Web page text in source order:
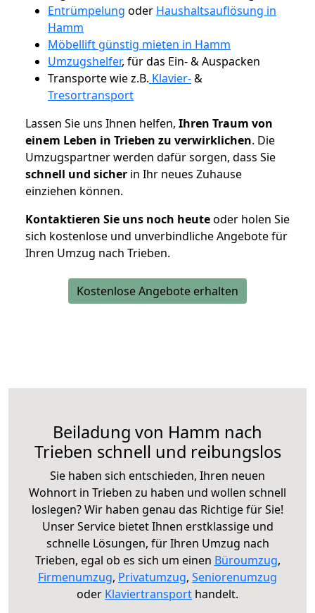
Entrümpelung oder Haushaltsauflösung in
Hamm
Möbellift günstig mieten in Hamm
Umzugshelfer, für das Ein- & Auspacken
Transporte wie z.B. Klavier-&
Tresortransport
Lassen Sie uns Ihnen helfen, Ihren Traum von
einem Leben in Trieben zu verwirklichen. Die
Umzugspartner werden dafür sorgen, dass Sie
schnell und sicher in Ihr neues Zuhause
einziehen können.
Kontaktieren Sie uns noch heuteoder holen Sie
sich kostenlose und unverbindliche Angebote für
Ihren Umzug nach Trieben.
Kostenlose Angebote erhalten
Beiladung von Hamm nach
Trieben schnell und reibungslos
Sie haben sich entschieden, Ihren neuen
Wohnort in Trieben zu haben und wollen schnell
loslegen? Wir haben genau das Richtige für Sie!
Unser Service bietet Ihnen erstklassige und
schnelle Lösungen, für Ihren Umzug nach
Trieben, egal ob es sich um einen Büroumzug,
Firmenumzug, Privatumzug, Seniorenumzug
oder Klaviertransport handelt.